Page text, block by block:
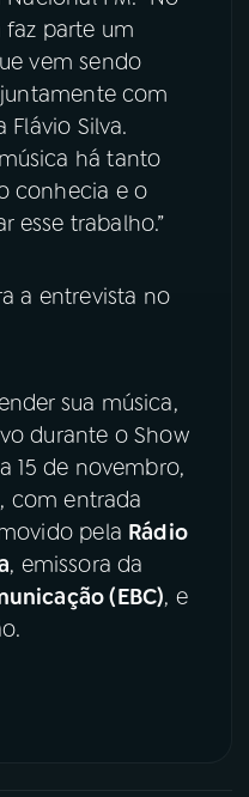
faz parte um
vem sendo
com
Silva.
há tanto
conhecia e o
esse trabalho.”
a entrevista no
sua música,
durante o Show
15 de novembro,
com entrada
pela Rádio
, emissora da
(EBC), e